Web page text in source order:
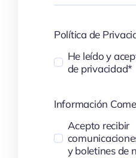
Política de
He leído y
de privacidad*
Información
Acepto recibir
y boletines de